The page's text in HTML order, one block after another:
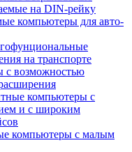
на DIN-рейку
компьютеры для авто-
на транспорте
с возможностью
компьютеры с
и с широким
компьютеры с малым